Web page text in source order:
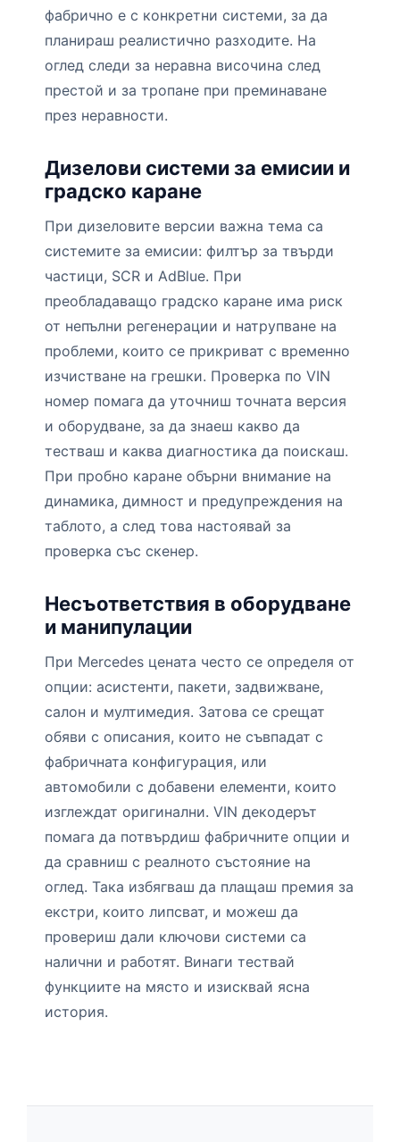
фабрично е с конкретни системи, за да
планираш реалистично разходите. На
оглед следи за неравна височина след
престой и за тропане при преминаване
през неравности.
Дизелови системи за емисии и
градско каране
При дизеловите версии важна тема са
системите за емисии: филтър за твърди
частици, SCR и AdBlue. При
преобладаващо градско каране има риск
от непълни регенерации и натрупване на
проблеми, които се прикриват с временно
изчистване на грешки. Проверка по VIN
номер помага да уточниш точната версия
и оборудване, за да знаеш какво да
тестваш и каква диагностика да поискаш.
При пробно каране обърни внимание на
динамика, димност и предупреждения на
таблото, а след това настоявай за
проверка със скенер.
Несъответствия в оборудване
и манипулации
При Mercedes цената често се определя от
опции: асистенти, пакети, задвижване,
салон и мултимедия. Затова се срещат
обяви с описания, които не съвпадат с
фабричната конфигурация, или
автомобили с добавени елементи, които
изглеждат оригинални. VIN декодерът
помага да потвърдиш фабричните опции и
да сравниш с реалното състояние на
оглед. Така избягваш да плащаш премия за
екстри, които липсват, и можеш да
провериш дали ключови системи са
налични и работят. Винаги тествай
функциите на място и изисквай ясна
история.